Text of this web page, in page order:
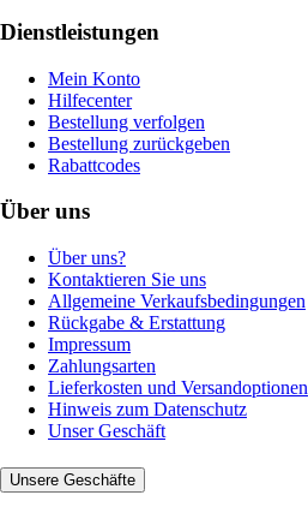
Dienstleistungen
Mein Konto
Hilfecenter
Bestellung verfolgen
Bestellung zurückgeben
Rabattcodes
Über uns
Über uns?
Kontaktieren Sie uns
Allgemeine Verkaufsbedingungen
Rückgabe & Erstattung
Impressum
Zahlungsarten
Lieferkosten und Versandoptionen
Hinweis zum Datenschutz
Unser Geschäft
Unsere Geschäfte